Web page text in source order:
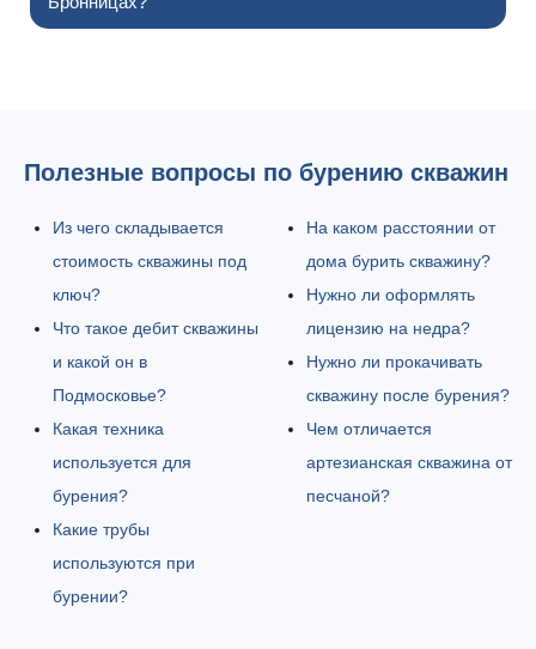
Полезные вопросы по бурению скважин
Из чего складывается
стоимость скважины под
ключ?
Что такое дебит скважины
и какой он в
Подмосковье?
Какая техника
используется для
бурения?
Какие трубы
используются при
бурении?
На каком расстоянии от
дома бурить скважину?
Нужно ли оформлять
лицензию на недра?
Нужно ли прокачивать
скважину после бурения?
Чем отличается
артезианская скважина от
песчаной?